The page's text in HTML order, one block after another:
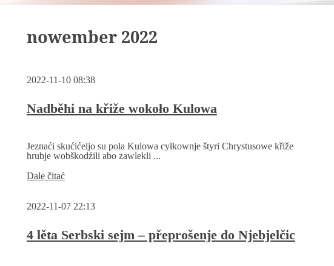
nowember 2022
2022-11-10 08:38
Nadběhi na křiže wokoło Kulowa
Jeznaći skućićeljo su pola Kulowa cyłkownje štyri Chrystusowe křiže
hrubje wobškodźili abo zawlekli ...
Dale čitaćNadběhi
wokoło
2022-11-07 22:13
4 lěta Serbski sejm – přeprošenje do Njebjelčic